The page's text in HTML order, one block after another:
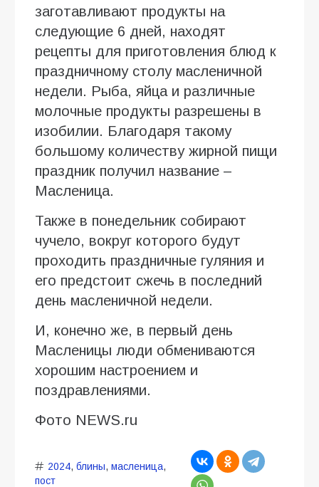
заготавливают продукты на
следующие 6 дней, находят
рецепты для приготовления блюд к
праздничному столу масленичной
недели. Рыба, яйца и различные
молочные продукты разрешены в
изобилии. Благодаря такому
большому количеству жирной пищи
праздник получил название –
Масленица.
Также в понедельник собирают
чучело, вокруг которого будут
проходить праздничные гуляния и
его предстоит сжечь в последний
день масленичной недели.
И, конечно же, в первый день
Масленицы люди обмениваются
хорошим настроением и
поздравлениями.
Фото NEWS.ru
2024, блины, масленица,
пост